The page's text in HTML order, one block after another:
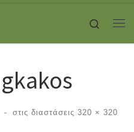
Search
- στις διαστάσεις 320 × 320